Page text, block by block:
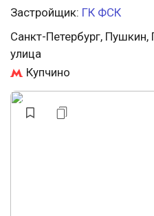
Застройщик: ГК ФСК
Санкт-Петербург, Пушкин,
улица
Купчино